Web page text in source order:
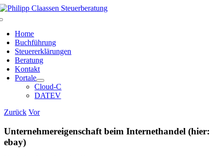
Zum
Home
Buchführung
Steuererklärungen
Beratung
Kontakt
Portale
Cloud-C
DATEV
Zurück Vor
Unternehmereigenschaft beim Internethandel (hier:
ebay)